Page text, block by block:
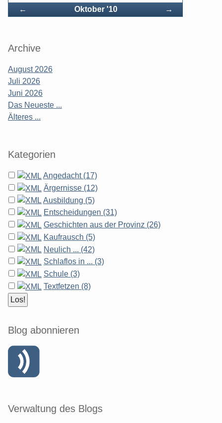
← Oktober '10 Vorwärts
→
Archive
August 2026
Juli 2026
Juni 2026
Das Neueste ...
Älteres ...
Kategorien
Angedacht (17)
Ärgernisse (12)
Ausbildung (5)
Entscheidungen (31)
Geschichten aus der Provinz (26)
Kaufrausch (5)
Neulich ... (42)
Schlaflos in ... (3)
Schule (3)
Textfetzen (8)
Blog abonnieren
Verwaltung des Blogs